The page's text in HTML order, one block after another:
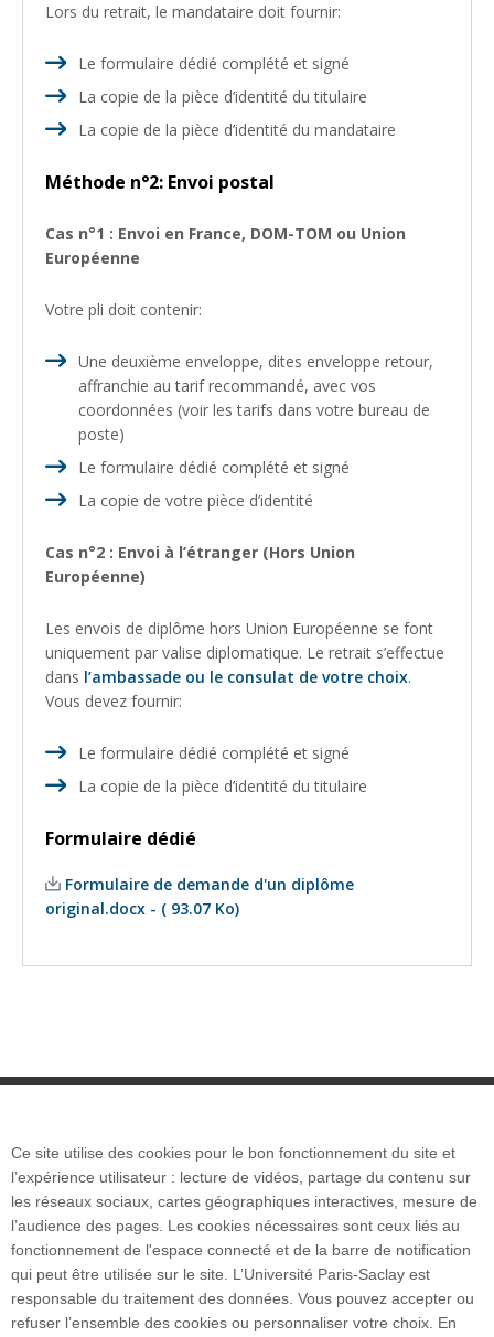
Lors du retrait, le mandataire doit fournir:
Le formulaire dédié complété et signé
La copie de la pièce d’identité du titulaire
La copie de la pièce d’identité du mandataire
Méthode n°2: Envoi postal
Cas n°1 : Envoi en France, DOM-TOM ou Union
Européenne
Votre pli doit contenir:
Une deuxième enveloppe, dites enveloppe retour,
affranchie au tarif recommandé, avec vos
coordonnées (voir les tarifs dans votre bureau de
poste)
Le formulaire dédié complété et signé
La copie de votre pièce d’identité
Cas n°2 : Envoi à l’étranger (Hors Union
Européenne)
Les envois de diplôme hors Union Européenne se font
uniquement par valise diplomatique. Le retrait s’effectue
dans l’ambassade ou le consulat de votre choix.
Vous devez fournir:
Le formulaire dédié complété et signé
La copie de la pièce d’identité du titulaire
Formulaire dédié
Formulaire de demande d'un diplôme
original.docx - ( 93.07 Ko)
Plan du site
Accueil des publics internationaux
Ce site utilise des cookies pour le bon fonctionnement du site et
l’expérience utilisateur : lecture de vidéos, partage du contenu sur
les réseaux sociaux, cartes géographiques interactives, mesure de
l’audience des pages. Les cookies nécessaires sont ceux liés au
fonctionnement de l'espace connecté et de la barre de notification
qui peut être utilisée sur le site. L’Université Paris-Saclay est
responsable du traitement des données. Vous pouvez accepter ou
refuser l’ensemble des cookies ou personnaliser votre choix. En